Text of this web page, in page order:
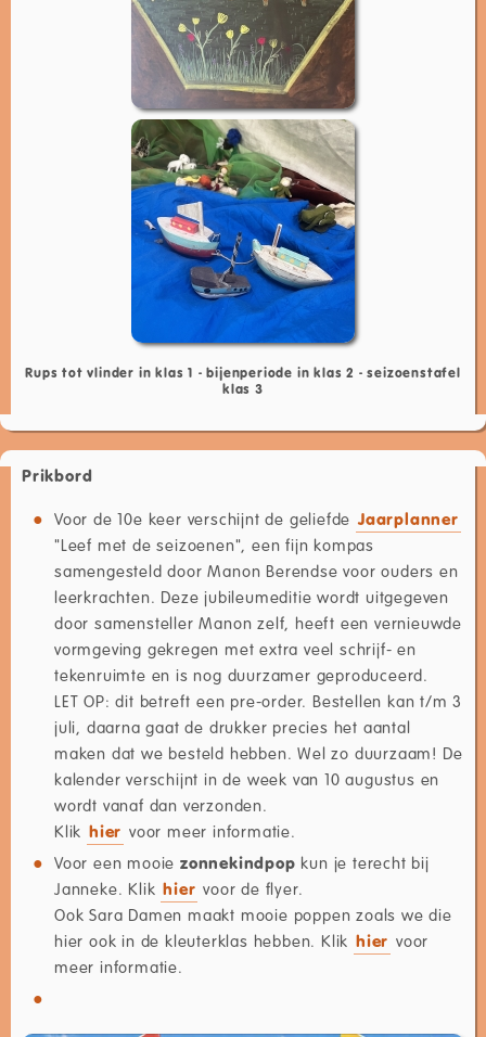
Rups tot vlinder in klas 1 - bijenperiode in klas 2 - seizoenstafel
klas 3
Prikbord
Voor de 10e keer verschijnt de geliefde Jaarplanner
"Leef met de seizoenen", een fijn kompas
samengesteld door Manon Berendse voor ouders en
leerkrachten. Deze jubileumeditie wordt uitgegeven
door samensteller Manon zelf, heeft een vernieuwde
vormgeving gekregen met extra veel schrijf- en
tekenruimte en is nog duurzamer geproduceerd.
LET OP: dit betreft een pre-order. Bestellen kan t/m 3
juli, daarna gaat de drukker precies het aantal
maken dat we besteld hebben. Wel zo duurzaam! De
kalender verschijnt in de week van 10 augustus en
wordt vanaf dan verzonden.
Klik hier voor meer informatie.
Voor een mooie zonnekindpop kun je terecht bij
Janneke. Klik hier voor de flyer.
Ook Sara Damen maakt mooie poppen zoals we die
hier ook in de kleuterklas hebben. Klik hier voor
meer informatie.